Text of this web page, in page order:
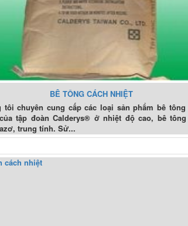
BÊ TÔNG CÁCH NHIỆT
tôi chuyên cung cấp các loại sản phẩm bê tông
tập đoàn Calderys® ở nhiệt độ cao, bê
trung tính. Sử...